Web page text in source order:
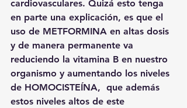
cardiovasculares. Quizá esto tenga
en parte una explicación, es que el
uso de METFORMINA en altas dosis
y de manera permanente va
reduciendo la vitamina B en nuestro
organismo y aumentando los niveles
de HOMOCISTEÍNA,  que además
estos niveles altos de este